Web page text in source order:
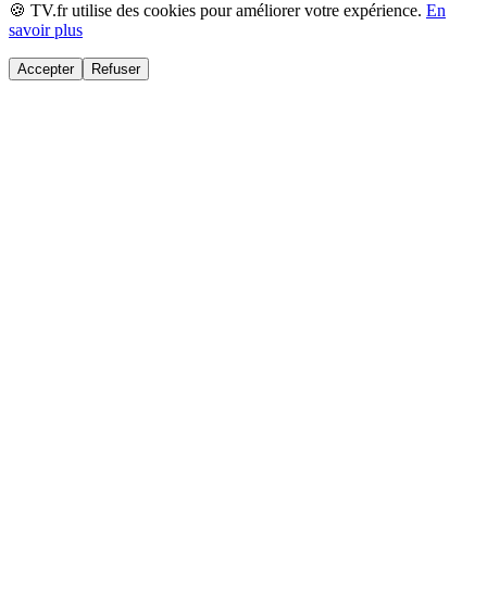
🍪 TV.fr utilise des cookies pour améliorer votre expérience. En
savoir plus
Accepter Refuser